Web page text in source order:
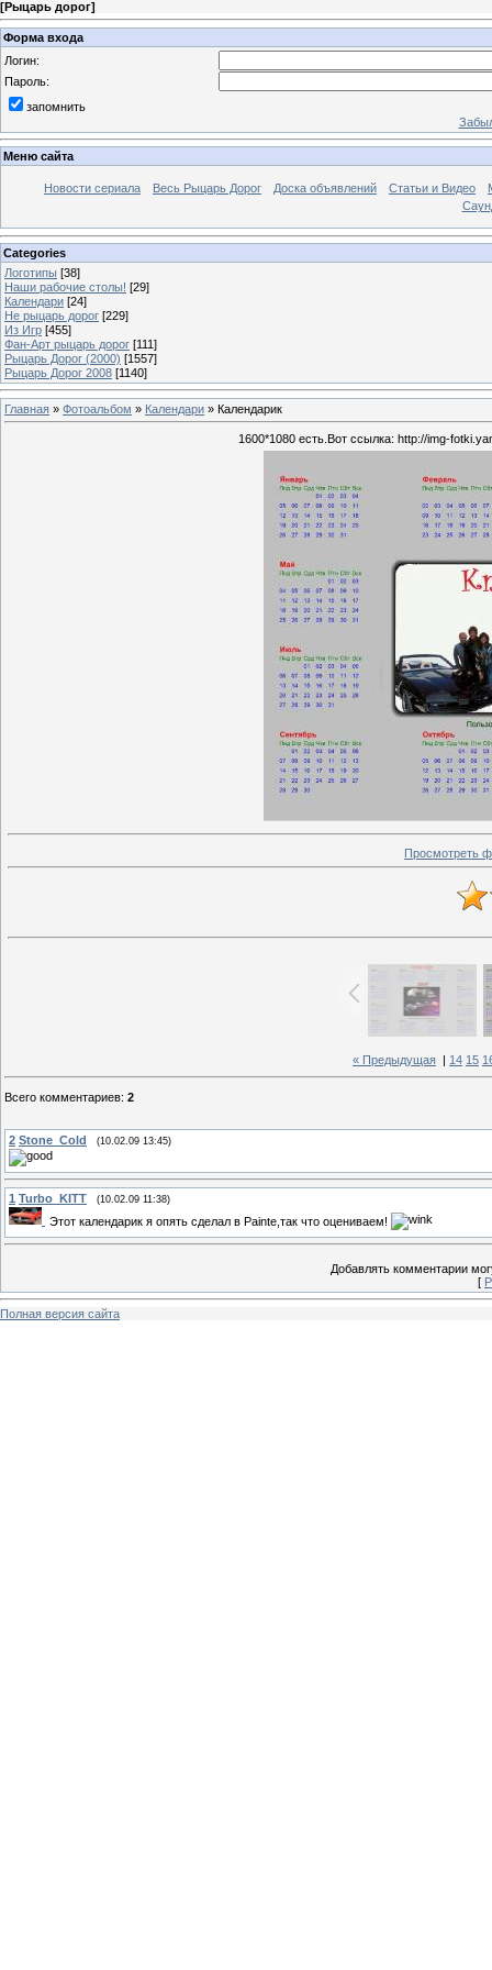
[Рыцарь дорог]
Форма входа
Логин:
Пароль:
запомнить
Меню сайта
Новости сериала Весь Рыцарь Дорог Доска объявлений Статьи и Видео
Categories
Логотипы [38]
Наши рабочие столы! [29]
Календари [24]
Не рыцарь дорог [229]
Из Игр [455]
Фан-Арт рыцарь дорог [111]
Рыцарь Дорог (2000) [1557]
Рыцарь Дорог 2008 [1140]
Главная » Фотоальбом » Календари » Календарик
1600*1080 есть.Вот ссылка: http://img-
Просмотреть
« Предыдущая 14 15
Всего комментариев: 2
2 Stone_Cold (10.02.09 13:45)
1 Turbo_KITT (10.02.09 11:38)
Этот календарик я опять сделал в Paintе,так что оцениваем!
Добавлять комментарии
[
Полная версия сайта